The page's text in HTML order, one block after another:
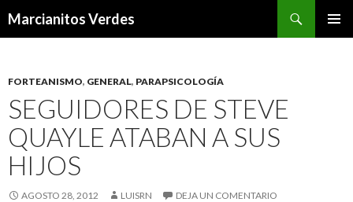
Marcianitos Verdes
FORTEANISMO, GENERAL, PARAPSICOLOGÍA
SEGUIDORES DE STEVE
QUAYLE ATABAN A SUS
HIJOS
AGOSTO 28, 2012 LUISRN DEJA UN COMENTARIO